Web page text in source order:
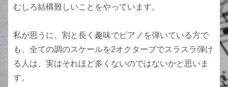
むしろ結構難しいことをやっています。
私が思うに、割と長く趣味でピアノを弾いている方で
も、全ての調のスケールを2オクターブでスラスラ弾け
る人は、実はそれほど多くないのではないかと思いま
す。